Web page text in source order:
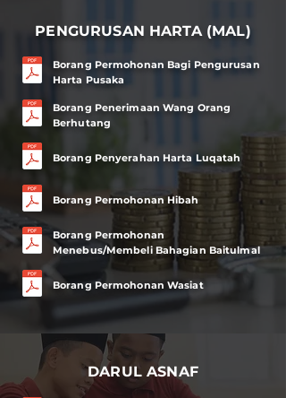
PENGURUSAN HARTA (MAL)
Borang Permohonan Bagi Pengurusan
Harta Pusaka
Borang Penerimaan Wang Orang
Berhutang
Borang Penyerahan Harta Luqatah
Borang Permohonan Hibah
Borang Permohonan
Menebus/Membeli Bahagian Baitulmal
Borang Permohonan Wasiat
DARUL ASNAF